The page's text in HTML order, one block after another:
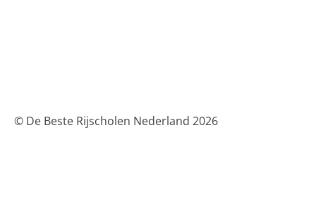
© De Beste Rijscholen Nederland 2026